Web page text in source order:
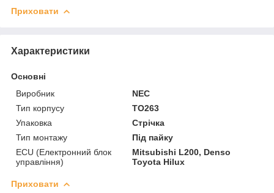
Приховати
Характеристики
Основні
Виробник
NEC
Тип корпусу
TO263
Упаковка
Стрічка
Тип монтажу
Під пайку
ECU (Електронний блок
управління)
Mitsubishi L200, Denso
Toyota Hilux
Приховати